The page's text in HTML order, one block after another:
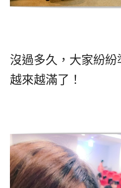
沒過多久，大家紛
越來越滿了！